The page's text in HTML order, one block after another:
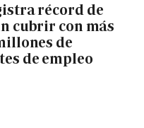
récord de
cubrir con más
de
de empleo